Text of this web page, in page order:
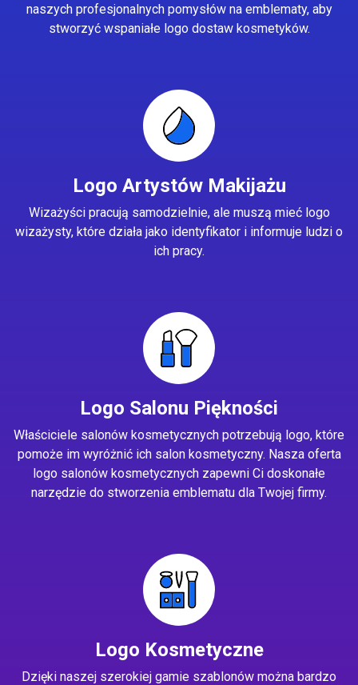
naszych profesjonalnych pomysłów na emblematy, aby
stworzyć wspaniałe logo dostaw kosmetyków.
Logo Artystów Makijażu
Wizażyści pracują samodzielnie, ale muszą mieć logo
wizażysty, które działa jako identyfikator i informuje ludzi o
ich pracy.
Logo Salonu Piękności
Właściciele salonów kosmetycznych potrzebują logo, które
pomoże im wyróżnić ich salon kosmetyczny. Nasza oferta
logo salonów kosmetycznych zapewni Ci doskonałe
narzędzie do stworzenia emblematu dla Twojej firmy.
Logo Kosmetyczne
Dzięki naszej szerokiej gamie szablonów można bardzo